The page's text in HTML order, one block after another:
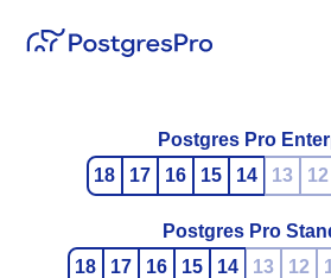
Postgres Pro
18
17 16 15 14 13 12
Postgres Pro
18
17 16 15 14 13 12